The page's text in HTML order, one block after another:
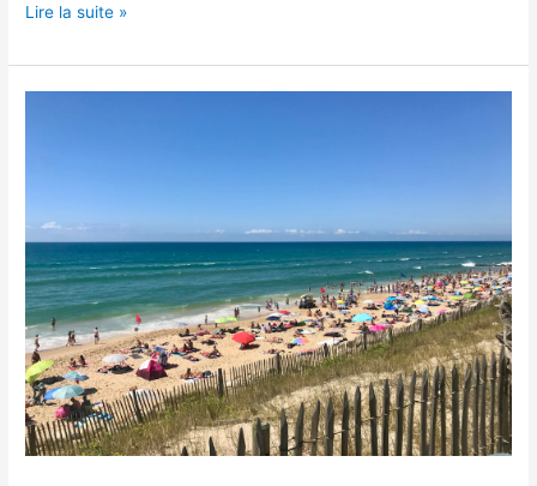
Lire la suite »
2ème
Journée
de
Prévention
des
Noyades
à
Lacanau,